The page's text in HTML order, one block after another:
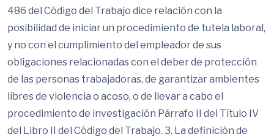
486 del Código del Trabajo dice relación con la
posibilidad de iniciar un procedimiento de tutela laboral,
y no con el cumplimiento del empleador de sus
obligaciones relacionadas con el deber de protección
de las personas trabajadoras, de garantizar ambientes
libres de violencia o acoso, o de llevar a cabo el
procedimiento de investigación Párrafo II del Título IV
del Libro II del Código del Trabajo. 3. La definición de